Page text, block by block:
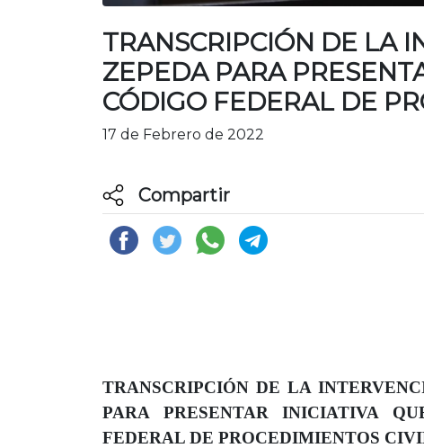
TRANSCRIPCIÓN DE LA
ZEPEDA PARA
CÓDIGO FEDERAL DE
17 de Febrero de 2022
Compartir
TRANSCRIPCIÓN DE LA
PARA PRESENTAR INICIATIVA
FEDERAL DE PROCEDIMIENTOS